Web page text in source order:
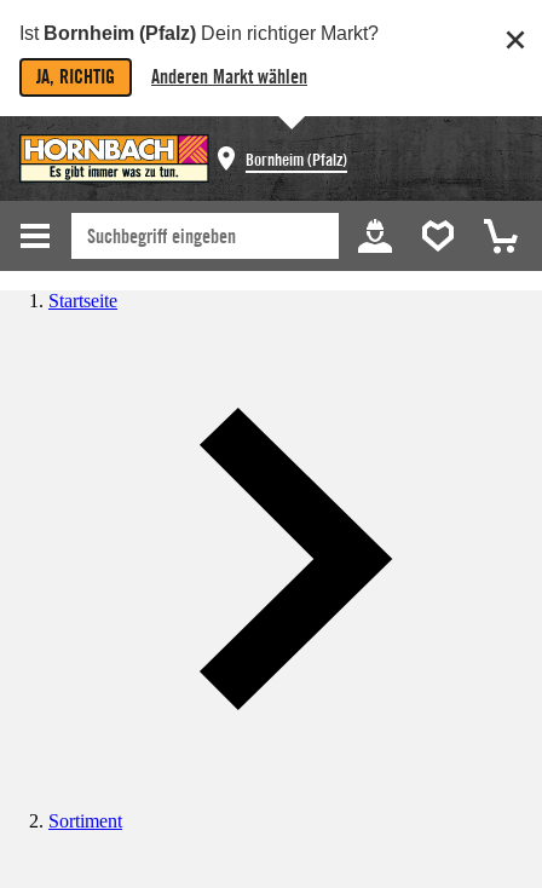
Ist Bornheim (Pfalz) Dein richtiger Markt?
JA, RICHTIG Anderen Markt wählen
Bornheim (Pfalz)
Startseite
Sortiment